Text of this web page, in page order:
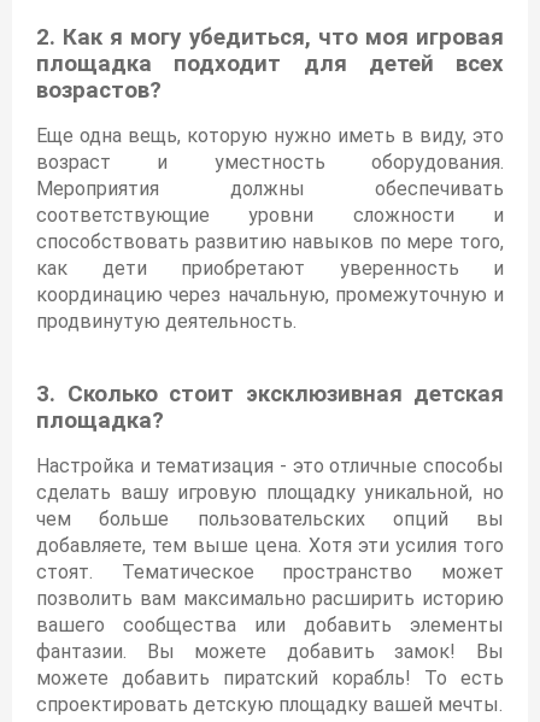
2. Как я могу убедиться, что моя игровая
площадка подходит для детей всех
возрастов?
Еще одна вещь, которую нужно иметь в виду, это
возраст и уместность оборудования.
Мероприятия должны обеспечивать
соответствующие уровни сложности и
способствовать развитию навыков по мере того,
как дети приобретают уверенность и
координацию через начальную, промежуточную и
продвинутую деятельность.
3. Сколько стоит эксклюзивная детская
площадка?
Настройка и тематизация - это отличные способы
сделать вашу игровую площадку уникальной, но
чем больше пользовательских опций вы
добавляете, тем выше цена. Хотя эти усилия того
стоят. Тематическое пространство может
позволить вам максимально расширить историю
вашего сообщества или добавить элементы
фантазии. Вы можете добавить замок! Вы
можете добавить пиратский корабль! То есть
спроектировать детскую площадку вашей мечты.